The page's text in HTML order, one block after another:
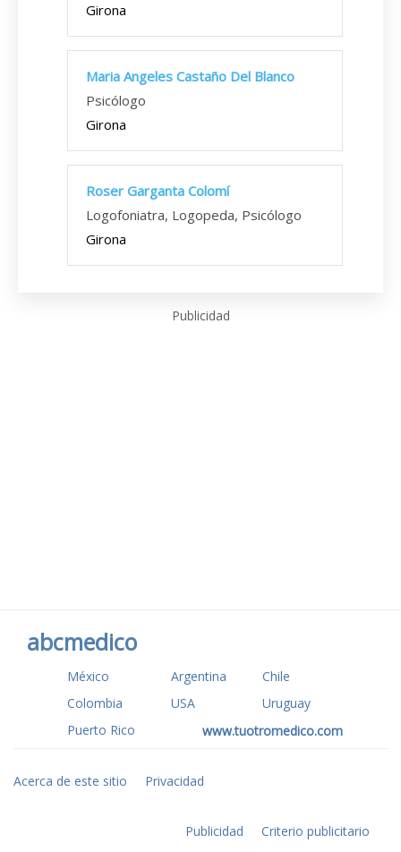
Girona
Maria Angeles Castaño Del Blanco
Psicólogo
Girona
Roser Garganta Colomí
Logofoniatra, Logopeda, Psicólogo
Girona
Publicidad
abcmedico
México Argentina
Chile
Colombia
USA
Uruguay
Puerto Rico
www.tuotromedico.com
Acerca de este sitio Privacidad
Publicidad Criterio publicitario